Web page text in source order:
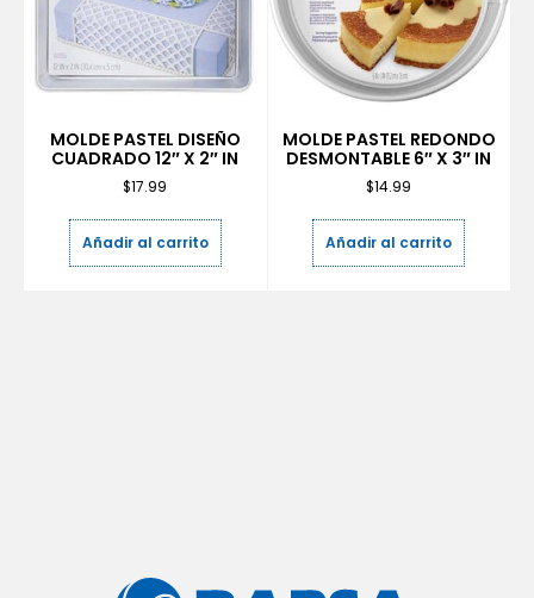
MOLDE PASTEL DISEÑO
CUADRADO 12″ X 2″ IN
$17.99
Añadir al carrito
MOLDE PASTEL REDONDO
DESMONTABLE 6″ X 3″ IN
$14.99
Añadir al carrito